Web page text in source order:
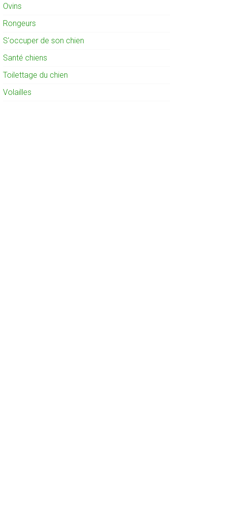
Ovins
Rongeurs
S'occuper de son chien
Santé chiens
Toilettage du chien
Volailles